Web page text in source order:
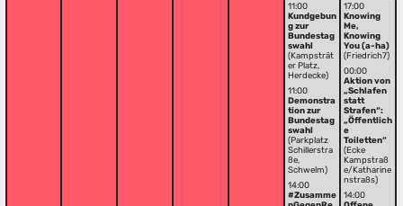
11:00
Kundgebun
g zur
Bundestag
swahl
(Kampsträt
er Platz,
Herdecke)
11:00
Demonstra
tion zur
Bundestag
swahl
(Parkplatz
Schillerstra
ße,
Schwelm)
14:00
#Zusamme
17:00
Knowing
Me,
Knowing
You (a-ha)
(Friedrich7)
00:00
Aktion von
„Schlafen
statt
Strafen“:
„Öffentlich
e
Toiletten“
(Ecke
Kampstraß
e/Katharine
nstraßs)
14:00